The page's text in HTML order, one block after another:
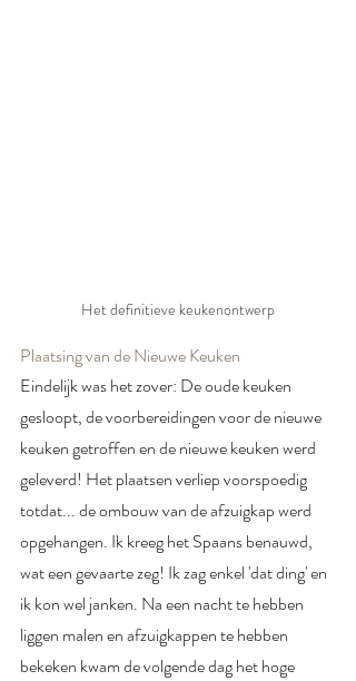
Het definitieve keukenontwerp
Plaatsing van de Nieuwe Keuken
Eindelijk was het zover: De oude keuken
gesloopt, de voorbereidingen voor de nieuwe
keuken getroffen en de nieuwe keuken werd
geleverd! Het plaatsen verliep voorspoedig
totdat... de ombouw van de afzuigkap werd
opgehangen. Ik kreeg het Spaans benauwd,
wat een gevaarte zeg! Ik zag enkel 'dat ding' en
ik kon wel janken. Na een nacht te hebben
liggen malen en afzuigkappen te hebben
bekeken kwam de volgende dag het hoge